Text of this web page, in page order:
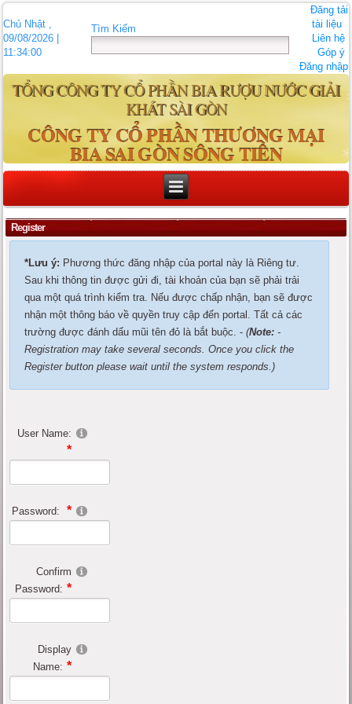
Chủ Nhật ,
09/08/2026 |
11:34:00
Tìm Kiếm
Đăng tải
tài liệu
Liên hệ
Góp ý
Đăng nhập
TỔNG CÔNG TY CỔ PHẦN BIA RƯỢU NƯỚC GIẢI
KHÁT SÀI GÒN
CÔNG TY CỔ PHẦN THƯƠNG MẠI
BIA SAI GÒN SÔNG TIỀN
Register
*Lưu ý: Phương thức đăng nhập của portal này là Riêng tư.
Sau khi thông tin được gửi đi, tài khoản của bạn sẽ phải trải
qua một quá trình kiểm tra. Nếu được chấp nhận, bạn sẽ được
nhận một thông báo về quyền truy cập đến portal. Tất cả các
trường được đánh dấu mũi tên đỏ là bắt buộc. -(Note: -
Registration may take several seconds. Once you click the
Register button please wait until the system responds.)
User Name:
Password:
Confirm
Password:
Display
Name: